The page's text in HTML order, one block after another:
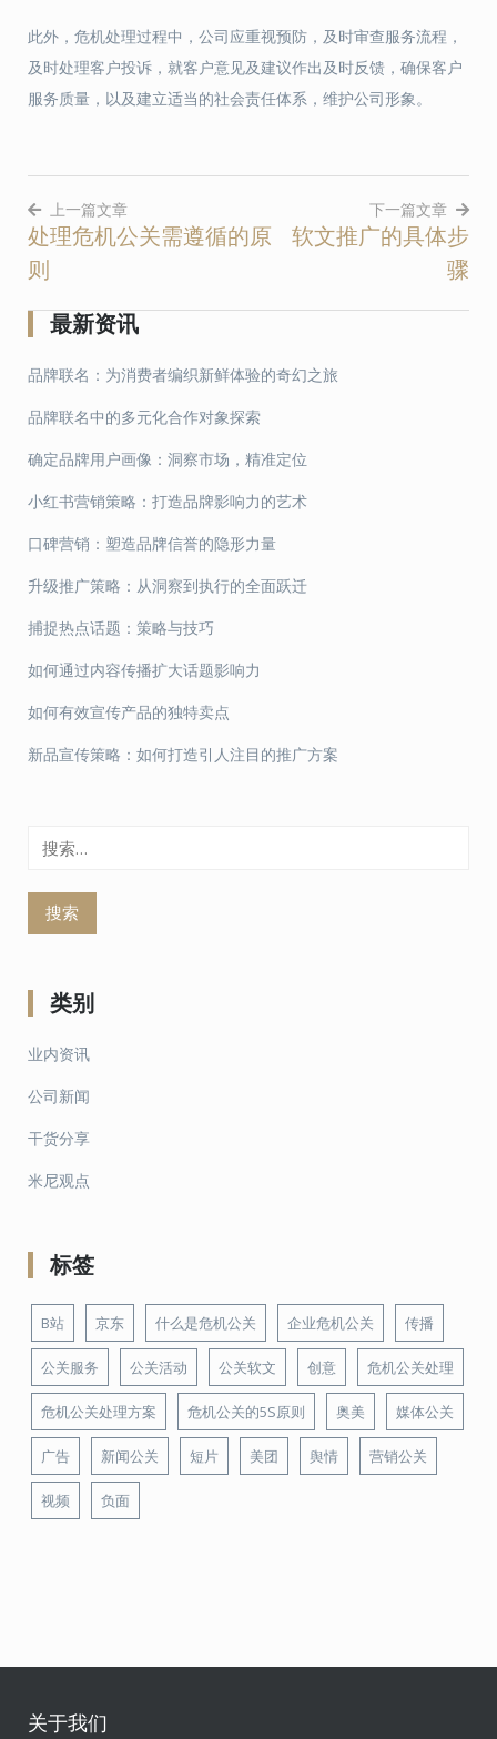
此外，危机处理过程中，公司应重视预防，及时审查服务流程，
及时处理客户投诉，就客户意见及建议作出及时反馈，确保客户
服务质量，以及建立适当的社会责任体系，维护公司形象。
文
章
导
航
上一篇文章
处理危机公关需遵循的原
则
下一篇文章
软文推广的具体步
骤
最新资讯
品牌联名：为消费者编织新鲜体验的奇幻之旅
品牌联名中的多元化合作对象探索
确定品牌用户画像：洞察市场，精准定位
小红书营销策略：打造品牌影响力的艺术
口碑营销：塑造品牌信誉的隐形力量
升级推广策略：从洞察到执行的全面跃迁
捕捉热点话题：策略与技巧
如何通过内容传播扩大话题影响力
如何有效宣传产品的独特卖点
新品宣传策略：如何打造引人注目的推广方案
类别
业内资讯
公司新闻
干货分享
米尼观点
标签
B站 京东 什么是危机公关 企业危机公关 传播
公关服务 公关活动 公关软文 创意 危机公关处理
危机公关处理方案 危机公关的5S原则 奥美 媒体公关
广告 新闻公关 短片 美团 舆情 营销公关
视频 负面
关于我们